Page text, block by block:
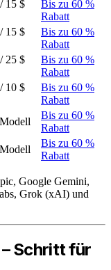
15 $
Bis zu 60 %
Rabatt
15 $
Bis zu 60 %
Rabatt
25 $
Bis zu 60 %
Rabatt
10 $
Bis zu 60 %
Rabatt
Bis zu 60 %
Rabatt
Bis zu 60 %
Rabatt
Google Gemini,
Grok (xAI) und
Schritt für